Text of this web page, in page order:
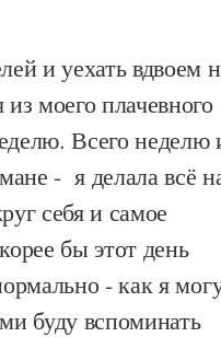
и уехать вдвоем
моего плачевного
Всего неделю
- я делала всё
себя и самое
бы этот день
- как я
буду вспоминать